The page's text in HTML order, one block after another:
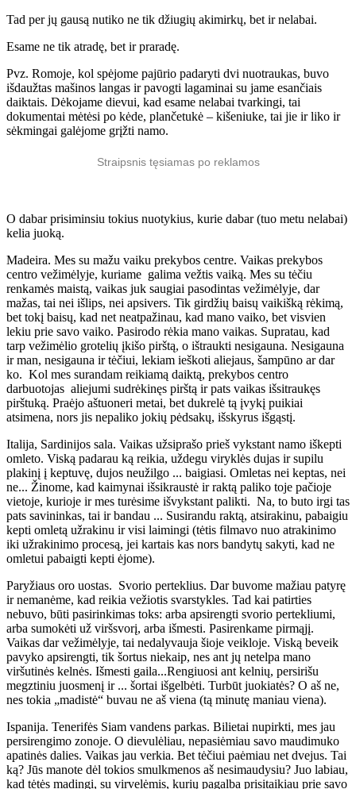
Tad per jų gausą nutiko ne tik džiugių akimirkų, bet ir nelabai.
Esame ne tik atradę, bet ir praradę.
Pvz. Romoje, kol spėjome pajūrio padaryti dvi nuotraukas, buvo
išdaužtas mašinos langas ir pavogti lagaminai su jame esančiais
daiktais. Dėkojame dievui, kad esame nelabai tvarkingi, tai
dokumentai mėtėsi po kėde, plančetukė – kišeniuke, tai jie ir liko ir
sėkmingai galėjome grįžti namo.
Straipsnis tęsiamas po reklamos
O dabar prisiminsiu tokius nuotykius, kurie dabar (tuo metu nelabai)
kelia juoką.
Madeira. Mes su mažu vaiku prekybos centre. Vaikas prekybos
centro vežimėlyje, kuriame galima vežtis vaiką. Mes su tėčiu
renkamės maistą, vaikas juk saugiai pasodintas vežimėlyje, dar
mažas, tai nei išlips, nei apsivers. Tik girdžių baisų vaikišką rėkimą,
bet tokį baisų, kad net neatpažinau, kad mano vaiko, bet visvien
lekiu prie savo vaiko. Pasirodo rėkia mano vaikas. Supratau, kad
tarp vežimėlio grotelių įkišo pirštą, o ištraukti nesigauna. Nesigauna
ir man, nesigauna ir tėčiui, lekiam ieškoti aliejaus, šampūno ar dar
ko. Kol mes surandam reikiamą daiktą, prekybos centro
darbuotojas aliejumi sudrėkinęs pirštą ir pats vaikas išsitraukęs
pirštuką. Praėjo aštuoneri metai, bet dukrelė tą įvykį puikiai
atsimena, nors jis nepaliko jokių pėdsakų, išskyrus išgąstį.
Italija, Sardinijos sala. Vaikas užsiprašo prieš vykstant namo iškepti
omleto. Viską padarau ką reikia, uždegu viryklės dujas ir supilu
plakinį į keptuvę, dujos neužilgo ... baigiasi. Omletas nei keptas, nei
ne... Žinome, kad kaimynai išsikraustė ir raktą paliko toje pačioje
vietoje, kurioje ir mes turėsime išvykstant palikti. Na, to buto irgi tas
pats savininkas, tai ir bandau ... Susirandu raktą, atsirakinu, pabaigiu
kepti omletą užrakinu ir visi laimingi (tėtis filmavo nuo atrakinimo
iki užrakinimo procesą, jei kartais kas nors bandytų sakyti, kad ne
omletui pabaigti kepti ėjome).
Paryžiaus oro uostas. Svorio perteklius. Dar buvome mažiau patyrę
ir nemanėme, kad reikia vežiotis svarstykles. Tad kai patirties
nebuvo, būti pasirinkimas toks: arba apsirengti svorio pertekliumi,
arba sumokėti už viršsvorį, arba išmesti. Pasirenkame pirmąjį.
Vaikas dar vežimėlyje, tai nedalyvauja šioje veikloje. Viską beveik
pavyko apsirengti, tik šortus niekaip, nes ant jų netelpa mano
viršutinės kelnės. Išmesti gaila...Rengiuosi ant kelnių, persirišu
megztiniu juosmenį ir ... šortai išgelbėti. Turbūt juokiatės? O aš ne,
nes tokia „madistė“ buvau ne aš viena (tą minutę maniau viena).
Ispanija. Tenerifės Siam vandens parkas. Bilietai nupirkti, mes jau
persirengimo zonoje. O dievulėliau, nepasiėmiau savo maudimuko
apatinės dalies. Vaikas jau verkia. Bet tėčiui paėmiau net dvejus. Tai
ką? Jūs manote dėl tokios smulkmenos aš nesimaudysiu? Juo labiau,
kad tėtės madingi, su virvelėmis, kurių pagalba prisitaikiau prie savo